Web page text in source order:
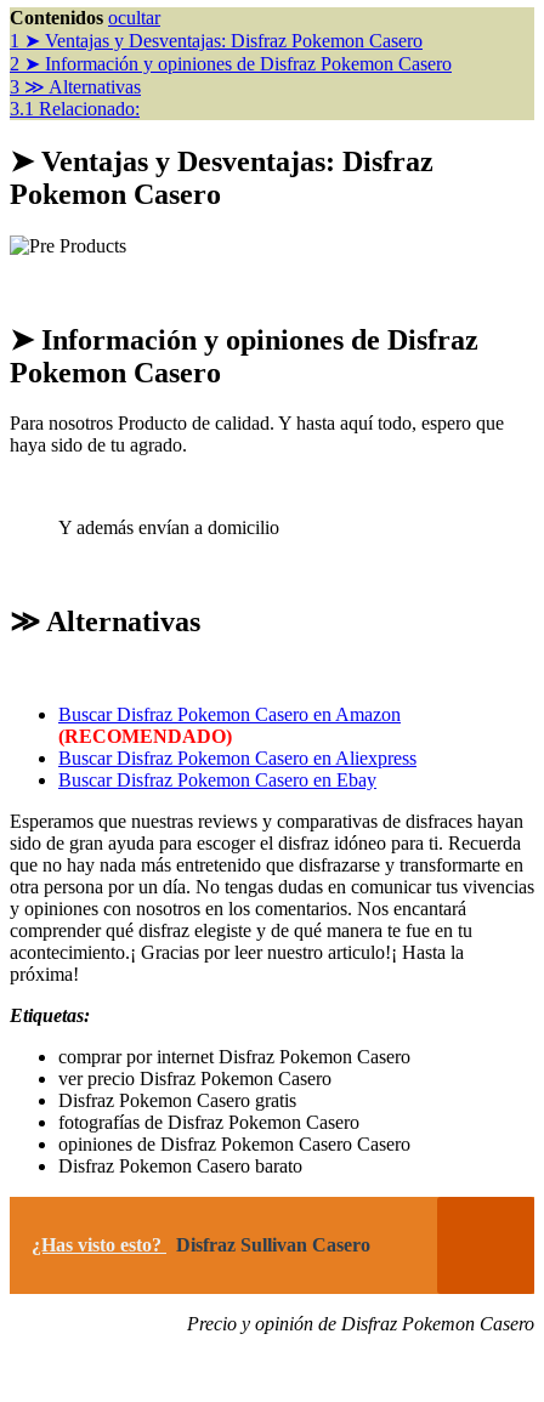
Contenidos ocultar
1 ➤ Ventajas y Desventajas: Disfraz Pokemon Casero
2 ➤ Información y opiniones de Disfraz Pokemon Casero
3 ≫ Alternativas
3.1 Relacionado:
➤ Ventajas y Desventajas: Disfraz
Pokemon Casero
➤ Información y opiniones de Disfraz
Pokemon Casero
Para nosotros Producto de calidad. Y hasta aquí todo, espero que
haya sido de tu agrado.
Y además envían a domicilio
≫ Alternativas
Buscar Disfraz Pokemon Casero en Amazon
(RECOMENDADO)
Buscar Disfraz Pokemon Casero en Aliexpress
Buscar Disfraz Pokemon Casero en Ebay
Esperamos que nuestras reviews y comparativas de disfraces hayan
sido de gran ayuda para escoger el disfraz idóneo para ti. Recuerda
que no hay nada más entretenido que disfrazarse y transformarte en
otra persona por un día. No tengas dudas en comunicar tus vivencias
y opiniones con nosotros en los comentarios. Nos encantará
comprender qué disfraz elegiste y de qué manera te fue en tu
acontecimiento.¡ Gracias por leer nuestro articulo!¡ Hasta la
próxima!
Etiquetas:
comprar por internet Disfraz Pokemon Casero
ver precio Disfraz Pokemon Casero
Disfraz Pokemon Casero gratis
fotografías de Disfraz Pokemon Casero
opiniones de Disfraz Pokemon Casero Casero
Disfraz Pokemon Casero barato
¿Has visto esto? Disfraz Sullivan Casero
Precio y opinión de Disfraz Pokemon Casero